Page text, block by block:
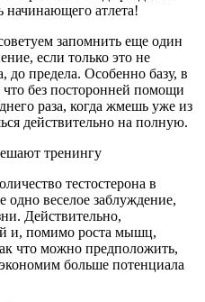
атлета!
запомнить еще один
если только это не
до предела. Особенно базу, в
без посторонней помощи
раза, когда жмешь уже из
действительно на полную.
тренингу
тестостерона в
одно веселое заблуждение,
Действительно,
и, помимо роста мышц,
что можно предположить,
больше потенциала